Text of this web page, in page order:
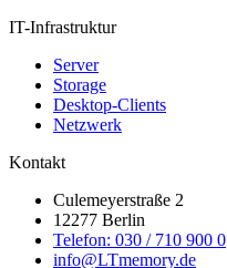
IT-Infrastruktur
Server
Storage
Desktop-Clients
Netzwerk
Kontakt
Culemeyerstraße 2
12277 Berlin
Telefon: 030 / 710 900 0
info@LTmemory.de